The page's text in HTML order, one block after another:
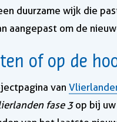
duurzame wijk die
aangepast om de
of op de
van
fase 3op bij uw